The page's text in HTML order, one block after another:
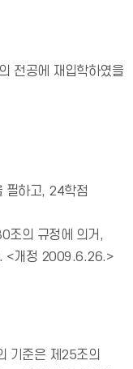
전공에 재입학하였을
필하고, 24학점
조의 규정에 의거,
. <개정 2009.6.26.>
기준은 제25조의